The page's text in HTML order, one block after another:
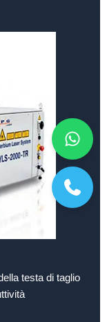
testa di taglio